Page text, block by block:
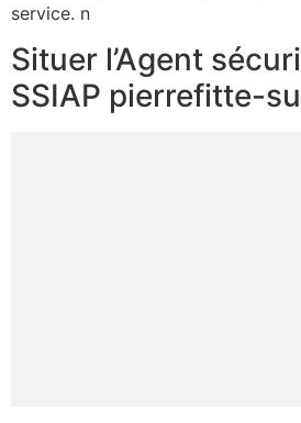
service. n
Situer l’Agent
SSIAP pierrefitte-